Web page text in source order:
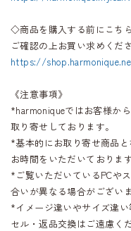
◇商品を購入する前にこち
ご確認の上お買い求めくださ
https://
《注意事項》
*harmoniqueではお客様か
取り寄せしております。
*基本的にお取り寄せ商品と
お時間をいただいております
*ご覧いただいているPCや
合いが異なる場合がございま
*イメージ違いやサイズ違
セル・返品交換はご遠慮く